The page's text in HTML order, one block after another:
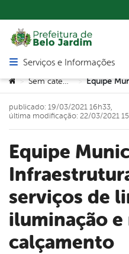
Abrir menu principal de
Serviços e Informações
Você está aqui:
> Sem categoria >
Equipe Municipal de
serviços de
iluminação e
calçamento
publicado: 19/03/2021 16h33,
última modificação: 22/03/2021